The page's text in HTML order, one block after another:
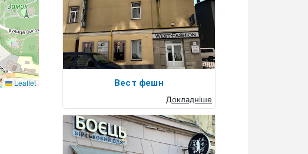
Leaflet Вест фешн
Докладніше